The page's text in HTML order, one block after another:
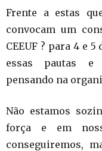
Frente a estas
convocam um
CEEUF ? para 4 e
essas pautas e
pensando na
Não estamos
força e em
conseguiremos,